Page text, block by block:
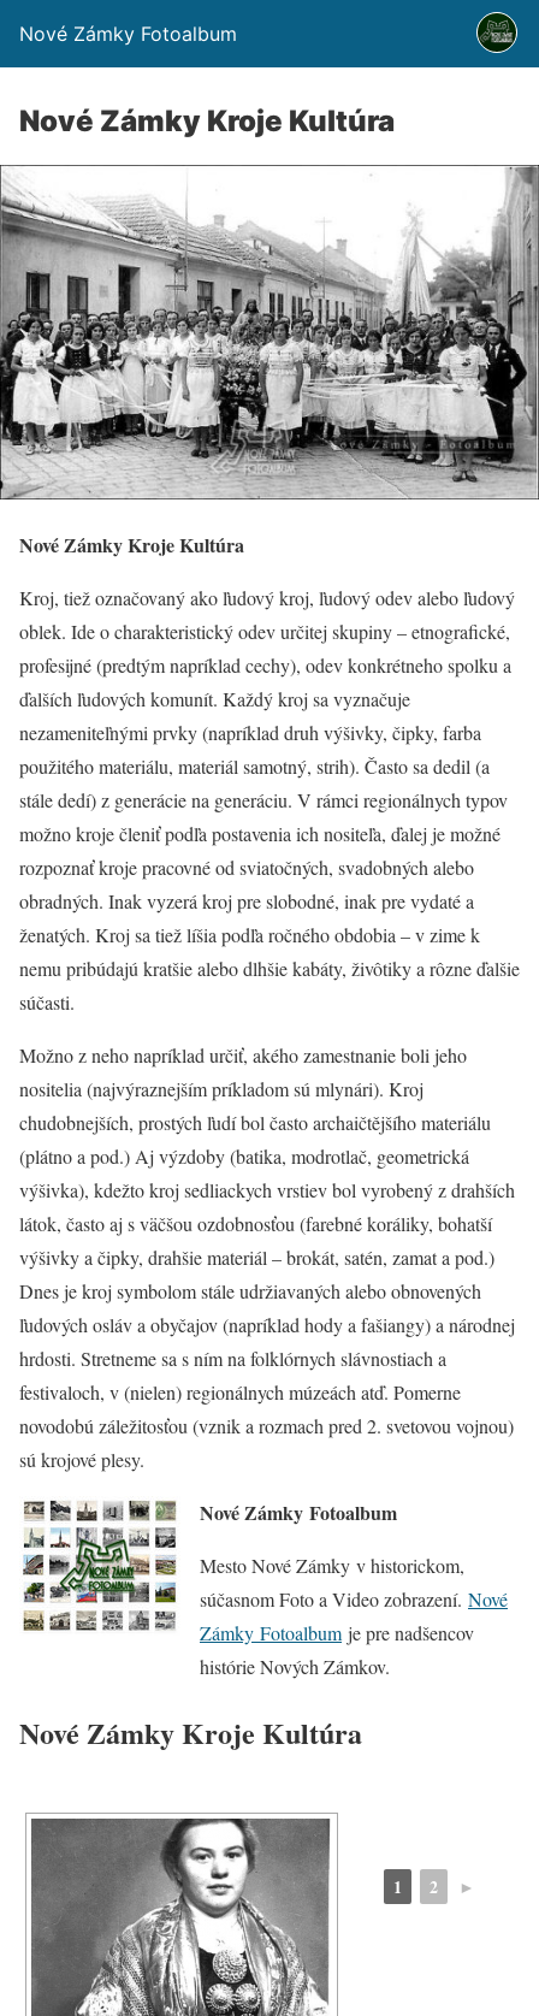
Nové Zámky Fotoalbum
Nové Zámky Kroje Kultúra
Nové Zámky Kroje Kultúra
Kroj, tiež označovaný ako ľudový kroj, ľudový odev alebo ľudový
oblek. Ide o charakteristický odev určitej skupiny – etnografické,
profesijné (predtým napríklad cechy), odev konkrétneho spolku a
ďalších ľudových komunít. Každý kroj sa vyznačuje
nezameniteľnými prvky (napríklad druh výšivky, čipky, farba
použitého materiálu, materiál samotný, strih). Často sa dedil (a
stále dedí) z generácie na generáciu. V rámci regionálnych typov
možno kroje členiť podľa postavenia ich nositeľa, ďalej je možné
rozpoznať kroje pracovné od sviatočných, svadobných alebo
obradných. Inak vyzerá kroj pre slobodné, inak pre vydaté a
ženatých. Kroj sa tiež líšia podľa ročného obdobia – v zime k
nemu pribúdajú kratšie alebo dlhšie kabáty, živôtiky a rôzne ďalšie
súčasti.
Možno z neho napríklad určiť, akého zamestnanie boli jeho
nositelia (najvýraznejším príkladom sú mlynári). Kroj
chudobnejších, prostých ľudí bol často archaičtějšího materiálu
(plátno a pod.) Aj výzdoby (batika, modrotlač, geometrická
výšivka), kdežto kroj sedliackych vrstiev bol vyrobený z drahších
látok, často aj s väčšou ozdobnosťou (farebné koráliky, bohatší
výšivky a čipky, drahšie materiál – brokát, satén, zamat a pod.)
Dnes je kroj symbolom stále udržiavaných alebo obnovených
ľudových osláv a obyčajov (napríklad hody a fašiangy) a národnej
hrdosti. Stretneme sa s ním na folklórnych slávnostiach a
festivaloch, v (nielen) regionálnych múzeách atď. Pomerne
novodobú záležitosťou (vznik a rozmach pred 2. svetovou vojnou)
sú krojové plesy.
Nové Zámky Fotoalbum
Mesto Nové Zámky v historickom,
súčasnom Foto a Video zobrazení. Nové
Zámky Fotoalbum je pre nadšencov
histórie Nových Zámkov.
Nové Zámky Kroje Kultúra
1 2 ►